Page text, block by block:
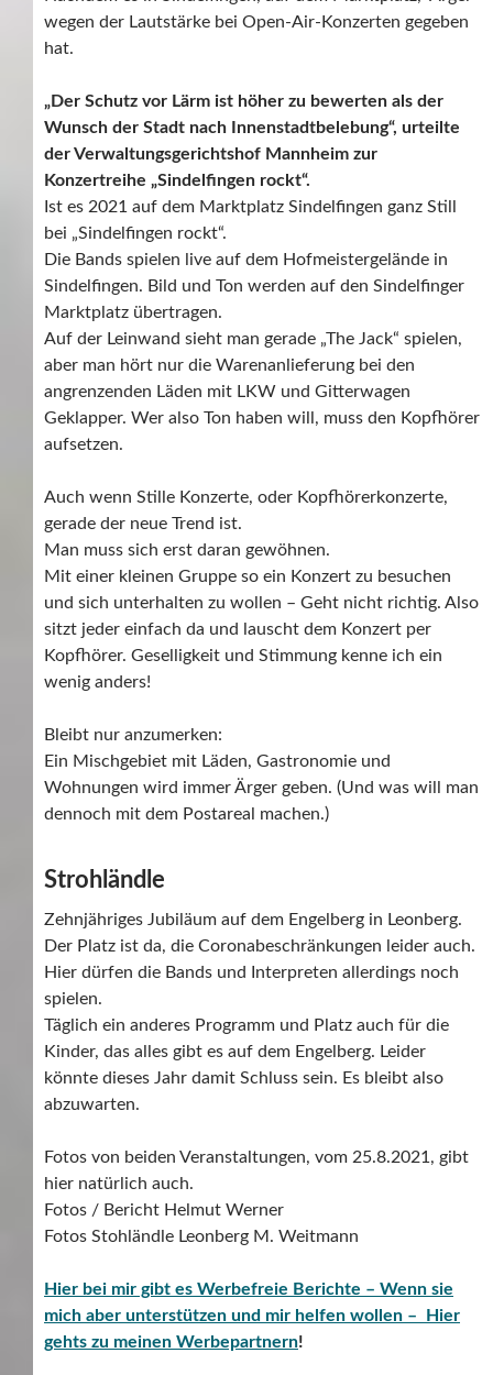
wegen der Lautstärke bei Open-Air-Konzerten gegeben
hat.
„Der Schutz vor Lärm ist höher zu bewerten als der
Wunsch der Stadt nach Innenstadtbelebung“, urteilte
der Verwaltungsgerichtshof Mannheim zur
Konzertreihe „Sindelfingen rockt“.
Ist es 2021 auf dem Marktplatz Sindelfingen ganz Still
bei „Sindelfingen rockt“.
Die Bands spielen live auf dem Hofmeistergelände in
Sindelfingen. Bild und Ton werden auf den Sindelfinger
Marktplatz übertragen.
Auf der Leinwand sieht man gerade „The Jack“ spielen,
aber man hört nur die Warenanlieferung bei den
angrenzenden Läden mit LKW und Gitterwagen
Geklapper. Wer also Ton haben will, muss den Kopfhörer
aufsetzen.
Auch wenn Stille Konzerte, oder Kopfhörerkonzerte,
gerade der neue Trend ist.
Man muss sich erst daran gewöhnen.
Mit einer kleinen Gruppe so ein Konzert zu besuchen
und sich unterhalten zu wollen – Geht nicht richtig. Also
sitzt jeder einfach da und lauscht dem Konzert per
Kopfhörer. Geselligkeit und Stimmung kenne ich ein
wenig anders!
Bleibt nur anzumerken:
Ein Mischgebiet mit Läden, Gastronomie und
Wohnungen wird immer Ärger geben. (Und was will man
dennoch mit dem Postareal machen.)
Strohländle
Zehnjähriges Jubiläum auf dem Engelberg in Leonberg.
Der Platz ist da, die Coronabeschränkungen leider auch.
Hier dürfen die Bands und Interpreten allerdings noch
spielen.
Täglich ein anderes Programm und Platz auch für die
Kinder, das alles gibt es auf dem Engelberg. Leider
könnte dieses Jahr damit Schluss sein. Es bleibt also
abzuwarten.
Fotos von beiden Veranstaltungen, vom 25.8.2021, gibt
hier natürlich auch.
Fotos / Bericht Helmut Werner
Fotos Stohländle Leonberg M. Weitmann
Hier bei mir gibt es Werbefreie Berichte – Wenn sie
mich aber unterstützen und mir helfen wollen – Hier
gehts zu meinen Werbepartnern!